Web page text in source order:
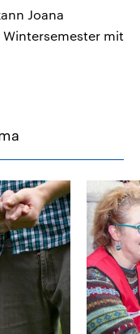
Joana
mit